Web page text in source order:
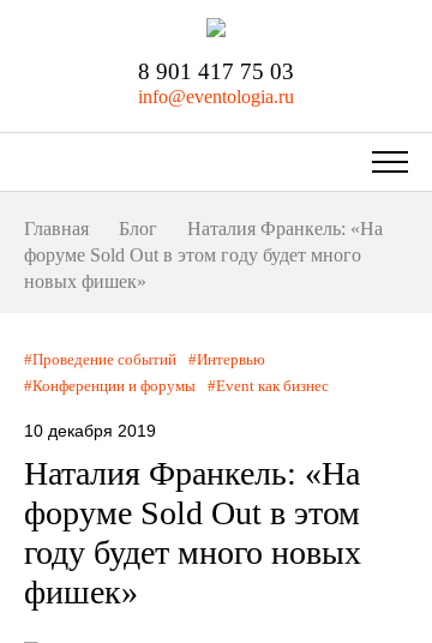
8 901 417 75 03
info@eventologia.ru
Главная Блог
Наталия Франкель: «На
форуме Sold Out в этом году будет много
новых фишек»
Проведение событий
Интервью
Конференции и форумы
Event как бизнес
10 декабря 2019
Наталия Франкель: «На
форуме Sold Out в этом
году будет много новых
фишек»